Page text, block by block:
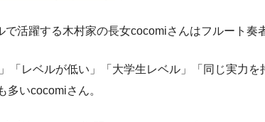
活躍する木村家の長女cocomiさんはフルート奏
レベルが低い」「大学生レベル」「同じ実力
多いcocomiさん。